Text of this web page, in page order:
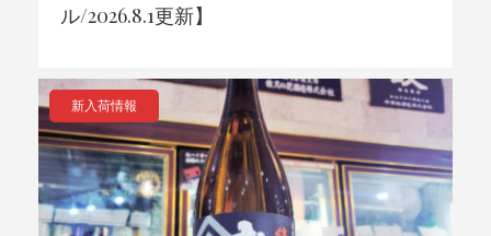
ル/2026.8.1更新】
新入荷情報